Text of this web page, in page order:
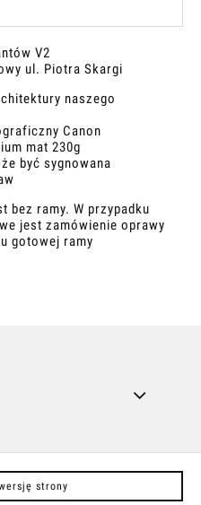
V2
ul. Piotra Skargi
naszego
Canon
mat 230g
być sygnowana
bez ramy. W przypadku
jest zamówienie oprawy
gotowej ramy
strony